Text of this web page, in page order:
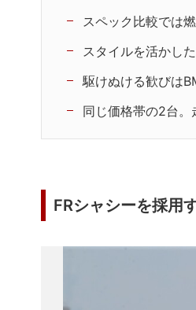
スペック比較では
スタイルを活かし
駆けぬける歓びは
同じ価格帯の2台
FRシャシーを採用